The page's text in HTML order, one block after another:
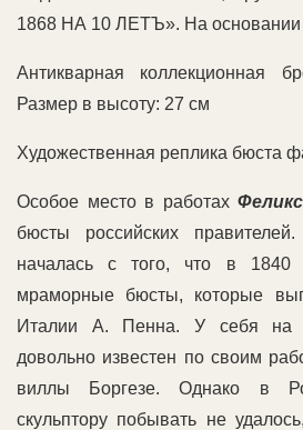
1868 НА 10 ЛЕТЪ». На основании
Антикварная коллекционная
Размер в высоту: 27 см
Художественная реплика бюста
Особое место в работах
бюсты российских
началась с того, что в 1840
мраморные бюсты, которые
Италии А. Пенна. У себя на
довольно известен по своим
виллы Боргезе. Однако в
скульптору побывать не